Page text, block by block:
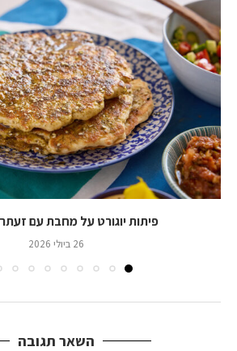
פיתות יוגורט על מחבת עם
26 ביולי 2026
השאר תגובה